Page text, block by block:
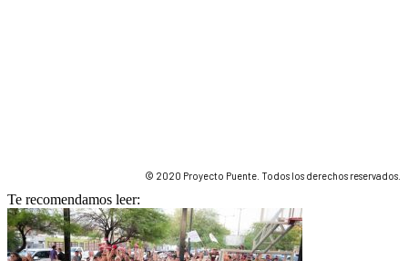
© 2020 Proyecto Puente. Todos los derechos reservados.
Te recomendamos leer: